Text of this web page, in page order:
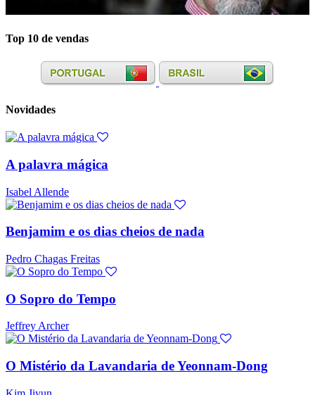
Top 10 de vendas
Novidades
A palavra mágica
Isabel Allende
Benjamim e os dias cheios de nada
Pedro Chagas Freitas
O Sopro do Tempo
Jeffrey Archer
O Mistério da Lavandaria de Yeonnam-Dong